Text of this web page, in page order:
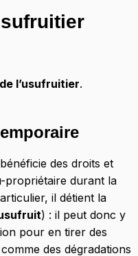
l’usufruitier.
bénéficie des droits et
propriétaire durant la
il détient la
) : il peut donc y
pour en tirer des
des dégradations